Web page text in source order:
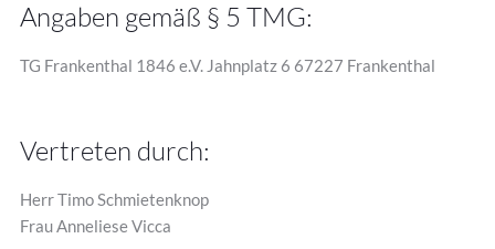
Angaben gemäß § 5 TMG:
TG Frankenthal 1846 e.V. Jahnplatz 6 67227 Frankenthal
Vertreten durch:
Herr Timo Schmietenknop
Frau Anneliese Vicca